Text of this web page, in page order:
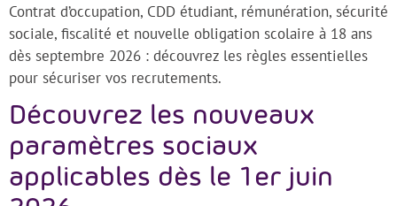
Contrat d’occupation, CDD étudiant, rémunération, sécurité
sociale, fiscalité et nouvelle obligation scolaire à 18 ans
dès septembre 2026 : découvrez les règles essentielles
pour sécuriser vos recrutements.
Découvrez les nouveaux
paramètres sociaux
applicables dès le 1er juin